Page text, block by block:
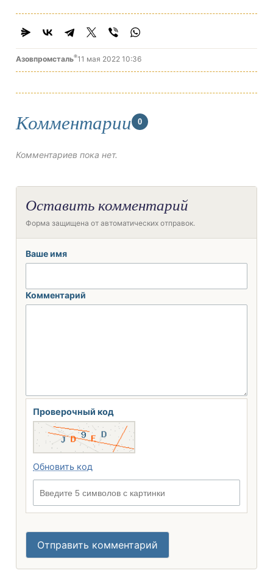
Азовпромсталь®11 мая 2022 10:36
Комментарии 0
Комментариев пока нет.
Оставить комментарий
Форма защищена от автоматических отправок.
Ваше имя
Комментарий
Проверочный код
Обновить код
Отправить комментарий